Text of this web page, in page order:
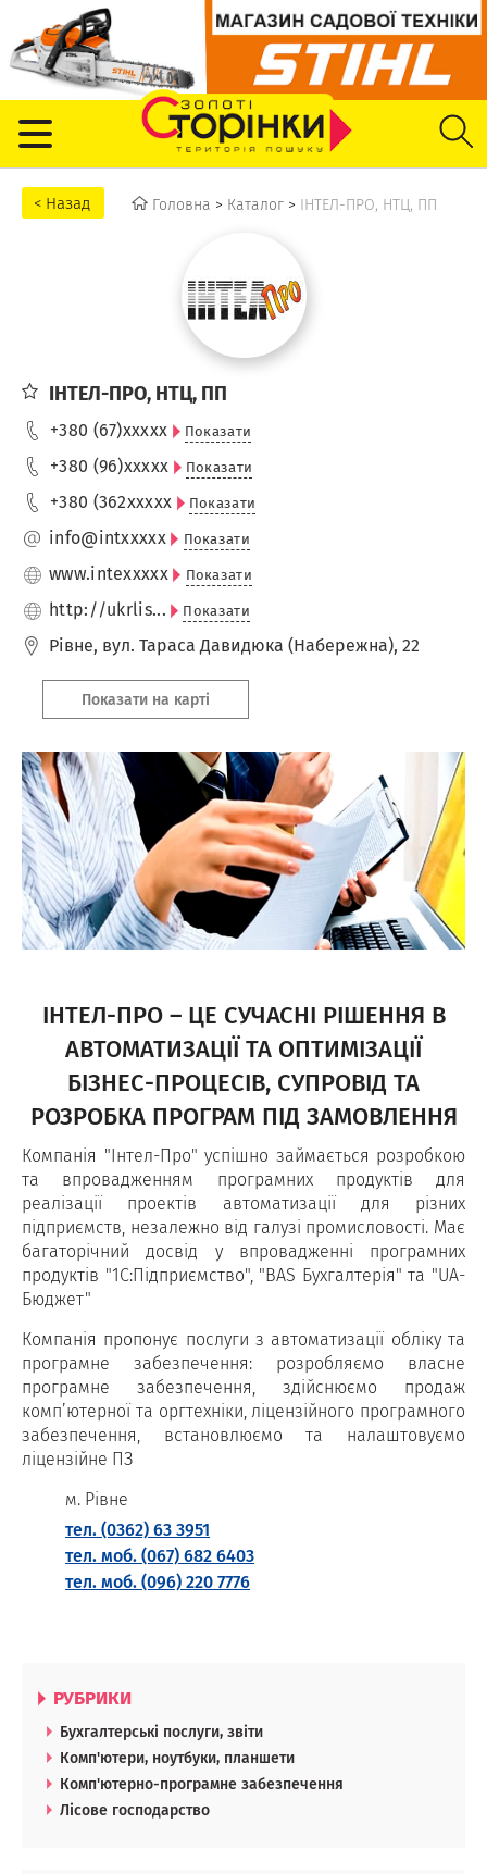
Головна > Каталог > ІНТЕЛ-ПРО, НТЦ, ПП
ІНТЕЛ-ПРО, НТЦ, ПП
+380 (67)xxxxx Показати
+380 (96)xxxxx Показати
+380 (362xxxxx Показати
info@intxxxxx Показати
www.intexxxxx Показати
http://ukrlis... Показати
Рівне, вул. Тараса Давидюка (Набережна), 22
Показати на карті
ІНТЕЛ-ПРО – ЦЕ СУЧАСНІ РІШЕННЯ В
АВТОМАТИЗАЦІЇ ТА ОПТИМІЗАЦІЇ
БІЗНЕС-ПРОЦЕСІВ, СУПРОВІД ТА
РОЗРОБКА ПРОГРАМ ПІД ЗАМОВЛЕННЯ
Компанія "Інтел-Про" успішно займається розробкою
та впровадженням програмних продуктів для
реалізації проектів автоматизації для різних
підприємств, незалежно від галузі промисловості. Має
багаторічний досвід у впровадженні програмних
продуктів "1С:Підприємство", "BAS Бухгалтерія" та "UA-
Бюджет"
Компанія пропонує послуги з автоматизації обліку та
програмне забезпечення: розробляємо власне
програмне забезпечення, здійснюємо продаж
комп’ютерної та оргтехніки, ліцензійного програмного
забезпечення, встановлюємо та налаштовуємо
ліцензійне ПЗ
м. Рівне
тел. (0362) 63 3951
тел. моб. (067) 682 6403
тел. моб. (096) 220 7776
РУБРИКИ
Бухгалтерські послуги, звіти
Комп'ютери, ноутбуки, планшети
Комп'ютерно-програмне забезпечення
Лісове господарство